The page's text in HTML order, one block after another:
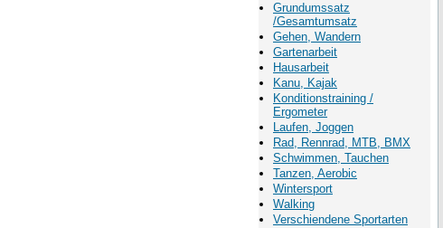
Grundumssatz
/Gesamtumsatz
Gehen, Wandern
Gartenarbeit
Hausarbeit
Kanu, Kajak
Konditionstraining /
Ergometer
Laufen, Joggen
Rad, Rennrad, MTB, BMX
Schwimmen, Tauchen
Tanzen, Aerobic
Wintersport
Walking
Verschiendene Sportarten